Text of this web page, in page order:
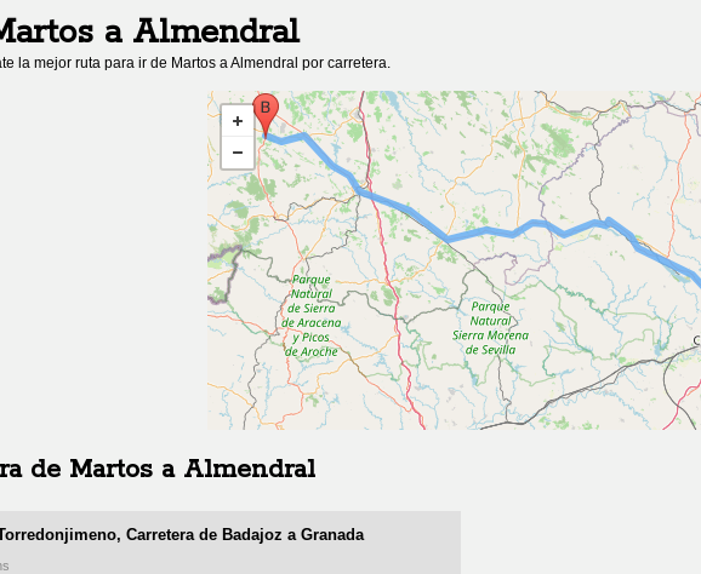
a Almendral
la mejor ruta para ir de Martos aAlmendral por carretera.
de Martos a Almendral
Carretera de Badajoz a Granada